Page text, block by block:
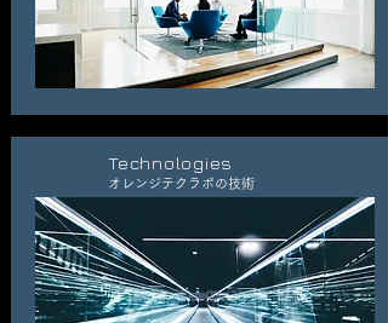
Technologies
オレンジテクラボの技術